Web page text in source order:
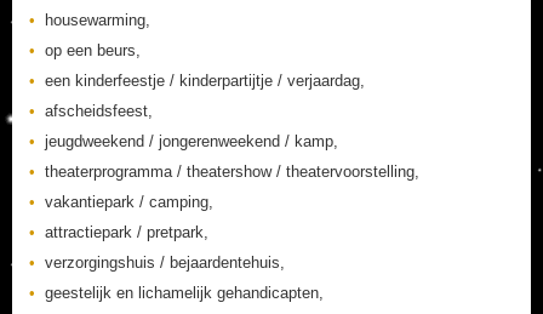
housewarming,
op een beurs,
een kinderfeestje / kinderpartijtje / verjaardag,
afscheidsfeest,
jeugdweekend / jongerenweekend / kamp,
theaterprogramma / theatershow / theatervoorstelling,
vakantiepark / camping,
attractiepark / pretpark,
verzorgingshuis / bejaardentehuis,
geestelijk en lichamelijk gehandicapten,